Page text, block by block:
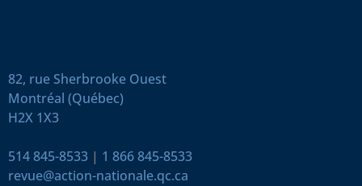
82, rue Sherbrooke Ouest
Montréal (Québec)
H2X 1X3
514 845-8533 | 1 866 845-8533
revue@action-nationale.qc.ca